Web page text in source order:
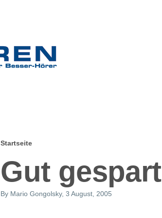
Startseite
Gut gespart
By Mario Gongolsky, 3 August, 2005